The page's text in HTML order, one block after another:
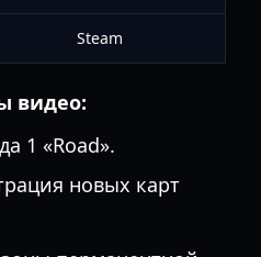
Steam
видео:
1 «Road».
новых карт